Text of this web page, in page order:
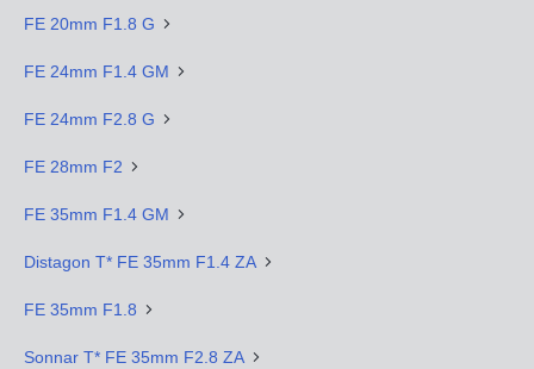
FE 20mm F1.8 G
FE 24mm F1.4 GM
FE 24mm F2.8 G
FE 28mm F2
FE 35mm F1.4 GM
Distagon T* FE 35mm F1.4 ZA
FE 35mm F1.8
Sonnar T* FE 35mm F2.8 ZA